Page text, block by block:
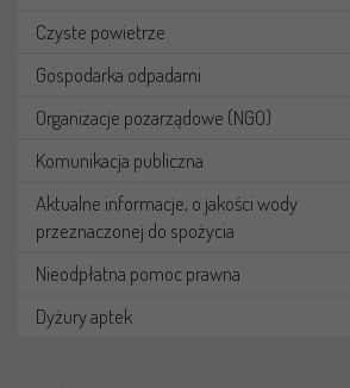
Czyste powietrze
Gospodarka odpadami
Organizacje pozarządowe (NGO)
Komunikacja publiczna
Aktualne informacje, o jakości wody
przeznaczonej do spożycia
Nieodpłatna pomoc prawna
Dyżury aptek